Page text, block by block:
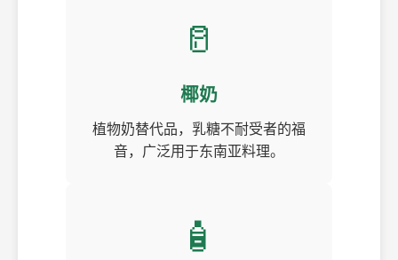
🥛
椰奶
植物奶替代品，乳糖不耐受者的福
音，广泛用于东南亚料理。
🧴